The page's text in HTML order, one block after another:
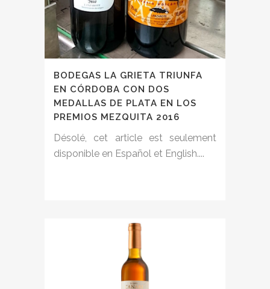
BODEGAS LA GRIETA TRIUNFA
EN CÓRDOBA CON DOS
MEDALLAS DE PLATA EN LOS
PREMIOS MEZQUITA 2016
Désolé, cet article est seulement
disponible en Español et English....